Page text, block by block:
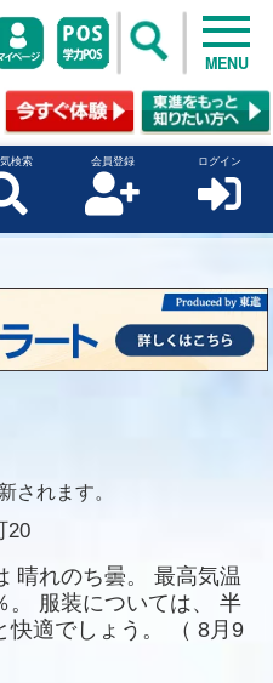
MENU
検索 会員登録 ログイン
されます。
20
晴れのち曇。
最高気温
服装については、
半
適でしょう。
（ 8月9